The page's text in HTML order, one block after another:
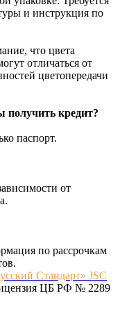
и инструкция по
что цвета
отличаться от
цветопередачи
получить кредит?
паспорт.
от
по рассрочкам
Стандарт» JSC
ЦБ РФ № 2289